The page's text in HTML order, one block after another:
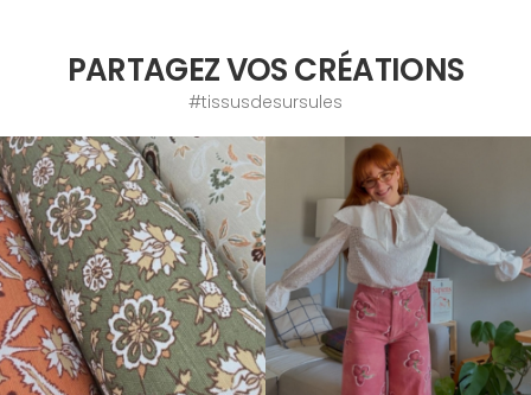
PARTAGEZ VOS CRÉATIONS
#tissusdesursules